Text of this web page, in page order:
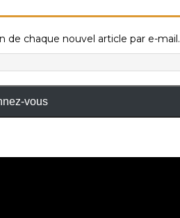
de chaque nouvel article par e-mail.
vous